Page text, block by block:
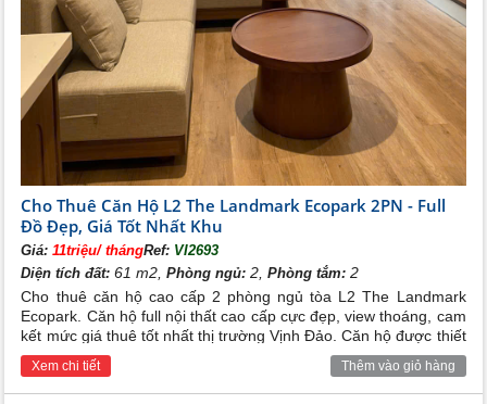
Cho Thuê Căn Hộ L2 The Landmark Ecopark 2PN - Full
Đồ Đẹp, Giá Tốt Nhất Khu
Giá:11triệu/ thángRef: VI2693
Diện tích đất: 61 m2,Phòng ngủ: 2,Phòng tắm: 2
Cho thuê căn hộ cao cấp 2 phòng ngủ tòa L2 The Landmark
Ecopark. Căn hộ full nội thất cao cấp cực đẹp, view thoáng, cam
kết mức giá thuê tốt nhất thị trường Vịnh Đảo. Căn hộ được thiết
kế đẹp và hiện đại, rất phù hợp cho các hộ gia đình người việt,
cho các chuyên gia người nước ngoài đang sinh sống và làm
việc vùng lân cận
Xem chi tiết Thêm vào giỏ hàng